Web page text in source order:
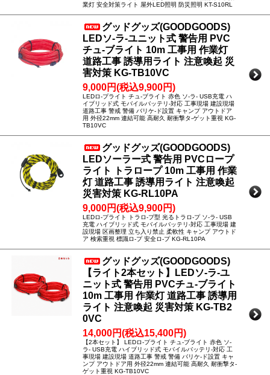
業灯 安全対策ライト 屋外LED照明 防災照明 KT-S10RL
グッドグッズ(GOODGOODS)
LEDソ-ラ-ユニット式 警告用 PVC
チュ-ブライト 10m 工事用 作業灯
道路工事 誘導用ライト 注意喚起 災
害対策 KG-TB10VC
9,000円(税込9,900円)
LEDロ-プライト チュ-ブライト 赤色 ソ-ラ- USB充電 ハ
イブリッド式 モバイルバッテリ-対応 工事現場 建設現場
道路工事 警戒 警備 バリケ-ド設置 キャンプ アウトドア
用 外径22mm 連結可能 高耐久 耐衝撃タ-ゲット重視 KG-
TB10VC
グッドグッズ(GOODGOODS)
LEDソーラー式 警告用 PVCロープ
ライト トラロープ 10m 工事用 作業
灯 道路工事 誘導用ライト 注意喚起
災害対策 KG-RL10PA
9,000円(税込9,900円)
LEDロ-プライト トラロ-プ型 光るトラロ-プ ソ-ラ- USB
充電 ハイブリッド式 モバイルバッテリ-対応 工事現場 建
設現場 区画整理 立ち入り禁止 柔軟性 キャンプ アウトド
ア 検索重視 標識ロ-プ 安全ロ-プ KG-RL10PA
グッドグッズ(GOODGOODS)
【ライト2本セット】LEDソ-ラ-ユ
ニット式 警告用 PVCチュ-ブライト
10m 工事用 作業灯 道路工事 誘導用
ライト 注意喚起 災害対策 KG-TB2
0VC
14,000円(税込15,400円)
【2本セット】 LEDロ-プライト チュ-ブライト 赤色 ソ-
ラ- USB充電 ハイブリッド式 モバイルバッテリ-対応 工
事現場 建設現場 道路工事 警戒 警備 バリケ-ド設置 キャ
ンプ アウトドア用 外径22mm 連結可能 高耐久 耐衝撃タ-
ゲット重視 KG-TB10VC